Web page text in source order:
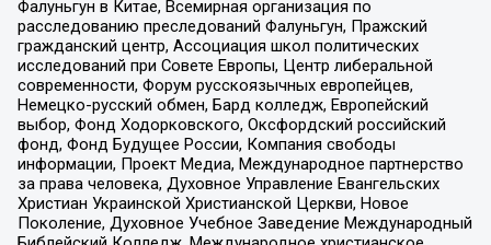
Фалуньгун в Китае, Всемирная организация по
расследованию преследований Фалуньгун, Пражский
гражданский центр, Ассоциация школ политических
исследований при Совете Европы, Центр либеральной
современности, Форум русскоязычных европейцев,
Немецко-русский обмен, Бард колледж, Европейский
выбор, Фонд Ходорковского, Оксфордский российский
фонд, Фонд Будущее России, Компания свободы
информации, Проект Медиа, Международное партнерство
за права человека, Духовное Управление Евангельских
Христиан Украинской Христианской Церкви, Новое
Поколение, Духовное Учебное Заведение Международный